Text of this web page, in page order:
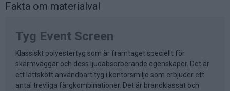
Fakta om materialval
Tyg Event Screen
Klassiskt polyestertyg som är framtaget speciellt för
skärmväggar och dess ljudabsorberande egenskaper. Det är
ett lättskött användbart tyg i kontorsmiljö som erbjuder ett
antal trevliga färgkombinationer. Det är brandklassat och